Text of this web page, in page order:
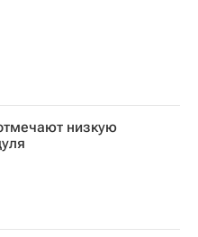
низкую